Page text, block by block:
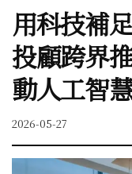
用科技補
投顧跨界
動人工智
2026-05-27